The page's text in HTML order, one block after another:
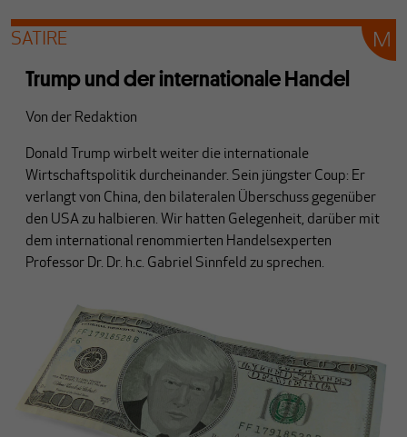
SATIRE
Trump und der internationale Handel
Von der Redaktion
Donald Trump wirbelt weiter die internationale
Wirtschaftspolitik durcheinander. Sein jüngster Coup: Er
verlangt von China, den bilateralen Überschuss gegenüber
den USA zu halbieren. Wir hatten Gelegenheit, darüber mit
dem international renommierten Handelsexperten
Professor Dr. Dr. h.c. Gabriel Sinnfeld zu sprechen.